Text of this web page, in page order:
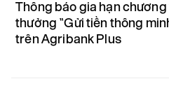
Thông báo gia hạn
thưởng “Gửi tiền thông
trên Agribank Plus